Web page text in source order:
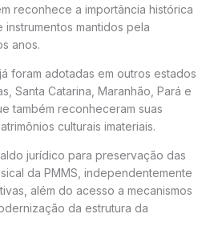
reconhece a importância histórica
instrumentos mantidos pela
anos.
foram adotadas em outros estados
Santa Catarina, Maranhão, Pará e
também reconheceram suas
culturais imateriais.
jurídico para preservação das
da PMMS, independentemente
além do acesso a mecanismos
da estrutura da